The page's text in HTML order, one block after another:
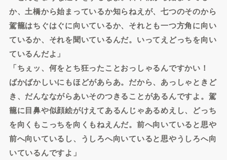
か、土橋から始まっているか知らねえが、七つのそのから
駕籠はちぐはぐに向いているか、それとも一つ方角に向い
ているか、それを聞いているんだ。いってえどっちを向い
ているんだよ」
「ちぇッ、何をとち狂ったことおっしゃるんですかい！
ばかばかしいにもほどがあらあ。だから、あっしゃときど
き、だんなながらあいそのつきることがあるんですよ。駕
籠に目鼻や似顔絵がけえてあるんじゃあるめえし、どっち
を向くもこっちを向くもねえんだ。前へ向いていると思や
前へ向いているし、うしろへ向いていると思やうしろへ向
いているんですよ」